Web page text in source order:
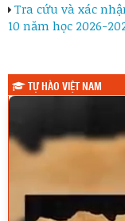
Tra cứu và xác
10 năm học 2026-
TỰ HÀO VIỆT NAM